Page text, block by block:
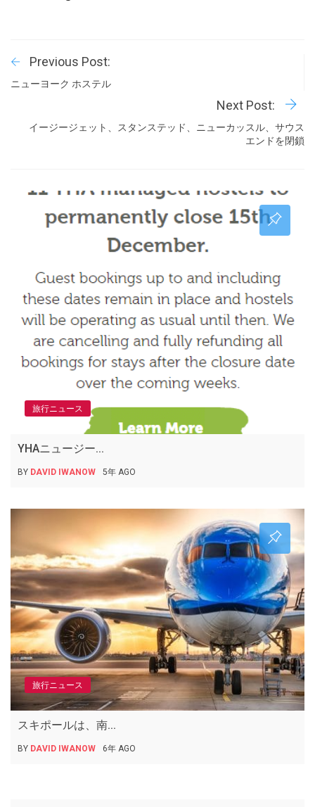
Previous Post:
ニューヨーク ホステル
Next Post:
イージージェット、スタンステッド、ニューカッスル、サウス
エンドを閉鎖
旅行ニュース
YHAニュージー...
BY DAVID IWANOW 5年 AGO
旅行ニュース
スキポールは、南...
BY DAVID IWANOW 6年 AGO